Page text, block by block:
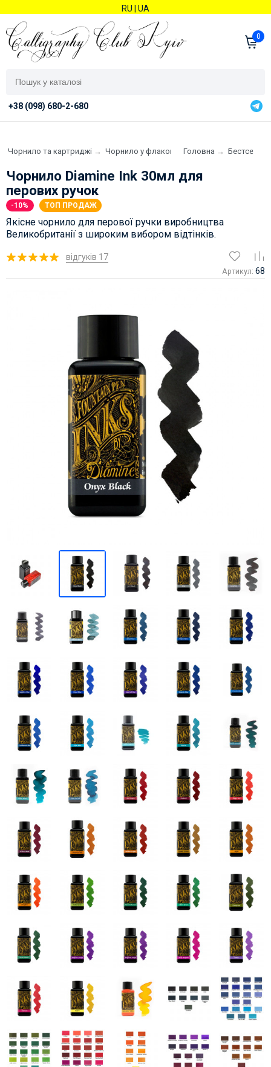
RU UA
0
+38 (098) 680-2-680
Чорнило та картриджі → Чорнило у флаконі Головна →
Чорнило Diamine Ink 30мл для
перових ручок
-10% ТОП ПРОДАЖ
Якісне чорнило для перової ручки виробництва
Великобританії з широким вибором відтінків.
відгуків 17
Артикул: 68